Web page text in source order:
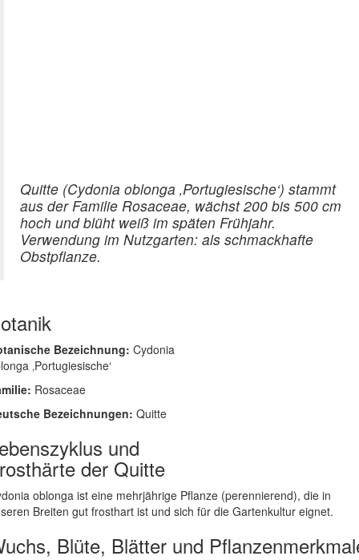
Quitte (Cydonia oblonga ‚Portugiesische‘) stammt
aus der Familie Rosaceae, wächst 200 bis 500 cm
hoch und blüht weiß im späten Frühjahr.
Verwendung im Nutzgarten: als schmackhafte
Obstpflanze.
Bezeichnung: Cydonia
‚Portugiesische‘
Rosaceae
Bezeichnungen: Quitte
und
der Quitte
oblonga ist eine mehrjährige Pflanze (perennierend), die in
Breiten gut frosthart ist und sich für die Gartenkultur eignet.
Blüte, Blätter und